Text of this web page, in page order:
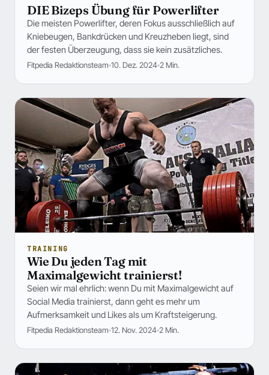
DIE Bizeps Übung für Powerlifter
Die meisten Powerlifter, deren Fokus ausschließlich auf
Kniebeugen, Bankdrücken und Kreuzheben liegt, sind
der festen Überzeugung, dass sie kein zusätzliches.
Fitpedia Redaktionsteam 10. Dez. 2024 2 Min.
TRAINING
Wie Du jeden Tag mit
Maximalgewicht trainierst!
Seien wir mal ehrlich: wenn Du mit Maximalgewicht auf
Social Media trainierst, dann geht es mehr um
Aufmerksamkeit und Likes als um Kraftsteigerung.
Fitpedia Redaktionsteam 12. Nov. 2024 2 Min.